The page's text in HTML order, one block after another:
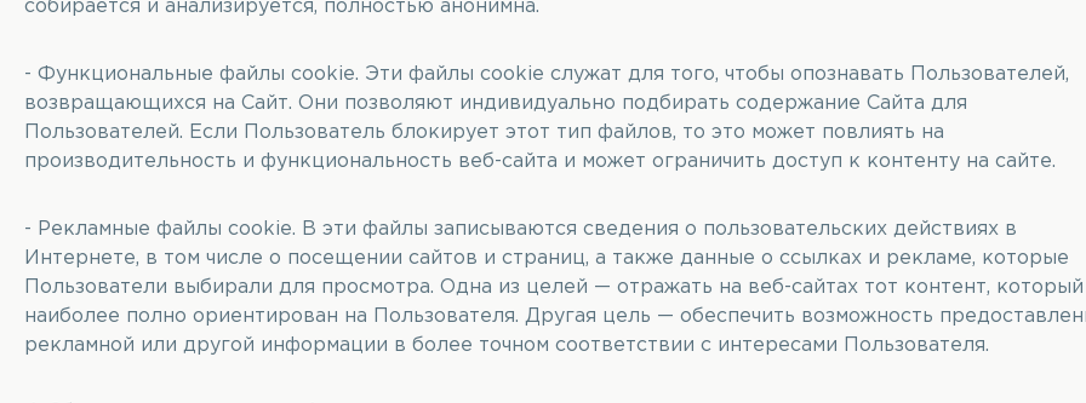
собирается и анализируется, полностью анонимна.
- Функциональные файлы cookie. Эти файлы cookie служат для того, чтобы опознавать Пользователей,
возвращающихся на Сайт. Они позволяют индивидуально подбирать содержание Сайта для
Пользователей. Если Пользователь блокирует этот тип файлов, то это может повлиять на
производительность и функциональность веб-сайта и может ограничить доступ к контенту на сайте.
- Рекламные файлы cookie. В эти файлы записываются сведения о пользовательских действиях в
Интернете, в том числе о посещении сайтов и страниц, а также данные о ссылках и рекламе, которые
Пользователи выбирали для просмотра. Одна из целей — отражать на веб-сайтах тот контент, который
наиболее полно ориентирован на Пользователя. Другая цель — обеспечить возможность
рекламной или другой информации в более точном соответствии с интересами Пользователя.